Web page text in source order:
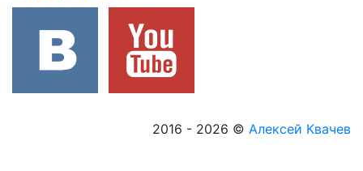
2016 - 2026 © Алексей Квачев